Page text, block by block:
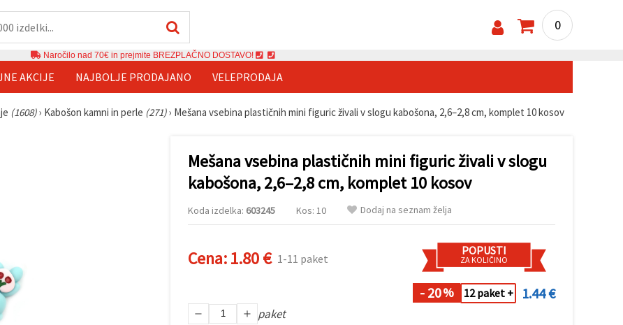
0
Naročilo nad 70€ in prejmite BREZPLAČNO DOSTAVO!
AKCIJE NAJBOLJE PRODAJANO VELEPRODAJA
(1608)› Kabošon kamni in perle (271)› Mešana vsebina plastičnih mini figuric živali v slogu kabošona, 2,6–2,8 cm, komplet 10 kosov
Mešana vsebina plastičnih mini figuric živali v slogu
kabošona, 2,6–2,8 cm, komplet 10 kosov
Koda izdelka: 603245 Kos: 10 Dodaj na seznam želja
Cena:1.80 € 1-11 paket
POPUSTI
ZA KOLIČINO
- 20% 12 paket + 1.44 €
paket